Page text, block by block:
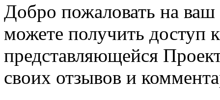
Добро пожаловать на
можете получить доступ
представляющейся
своих отзывов и